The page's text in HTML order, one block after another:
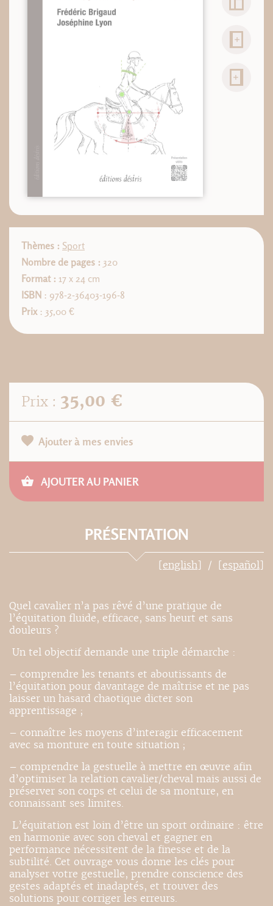
Thèmes : Sport
Nombre de pages : 320
Format : 17 x 24 cm
ISBN : 978-2-36403-196-8
Prix: 35,00 €
Prix : 35,00 €
Ajouter à mes envies
AJOUTER AU PANIER
PRÉSENTATION
[english] [español]
Quel cavalier n’a pas rêvé d’une pratique de
l’équitation fluide, efficace, sans heurt et sans
douleurs ?
Un tel objectif demande une triple démarche :
– comprendre les tenants et aboutissants de
l’équitation pour davantage de maîtrise et ne pas
laisser un hasard chaotique dicter son
apprentissage ;
– connaître les moyens d’interagir efficacement
avec sa monture en toute situation ;
– comprendre la gestuelle à mettre en œuvre afin
d’optimiser la relation cavalier/cheval mais aussi de
préserver son corps et celui de sa monture, en
connaissant ses limites.
L’équitation est loin d’être un sport ordinaire : être
en harmonie avec son cheval et gagner en
performance nécessitent de la finesse et de la
subtilité. Cet ouvrage vous donne les clés pour
analyser votre gestuelle, prendre conscience des
gestes adaptés et inadaptés, et trouver des
solutions pour corriger les erreurs.